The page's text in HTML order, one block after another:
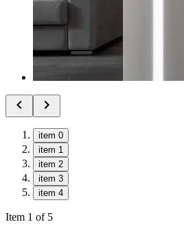
item 0
item 1
item 2
item 3
item 4
Item 1 of 5